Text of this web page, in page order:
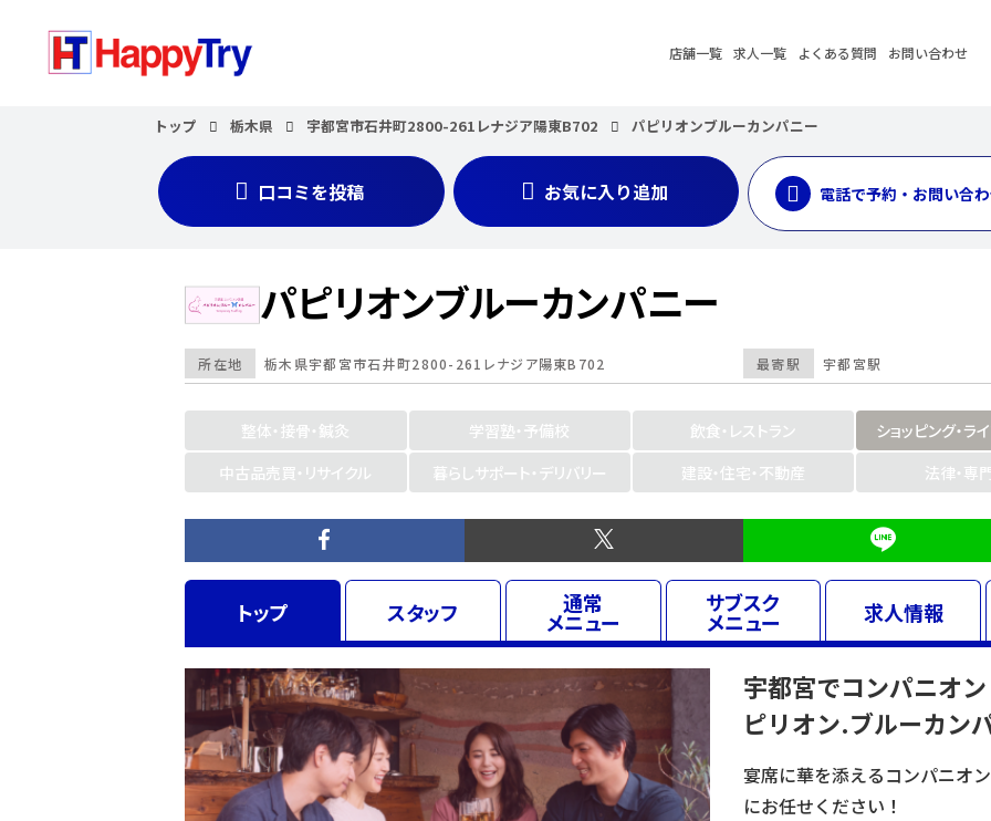
店舗一覧 求人一覧 よくある質問 お問い合わせ
トップ 栃木県 宇都宮市石井町2800-261レナジア陽東B702 パピリオンブルーカンパニー
電話で予約・お問い合
口コミを投稿 お気に入り追加
パピリオンブルーカンパニー
最寄駅 宇都宮駅
所在地 栃木県宇都宮市石井町2800-261レナジア陽東B702
整体・接骨・鍼灸 学習塾・予備校 飲食・レストラン
ショッピング・ラ
中古品売買・リサイクル
暮らしサポート・デリバリー 建設・住宅・不動産 法律・専
トップ スタッフ 通常
メニュー
サブスク
メニュー 求人情報
宇都宮でコンパニオ
ピリオン.ブルーカン
宴席に華を添えるコンパニオ
にお任せください！